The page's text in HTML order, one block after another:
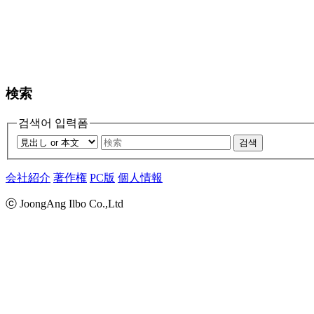
検索
검색어 입력폼
검색
会社紹介 著作権 PC版 個人情報
ⓒ JoongAng Ilbo Co.,Ltd